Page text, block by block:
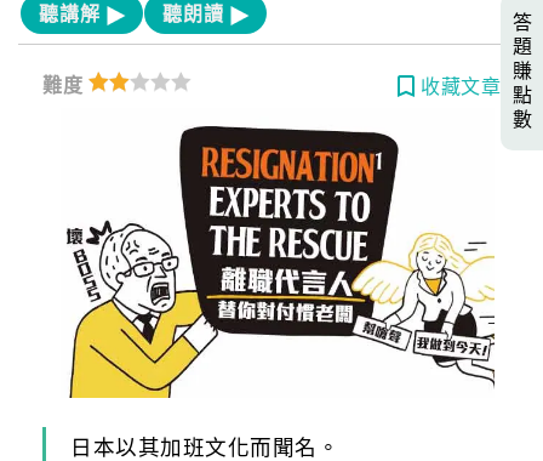
聽講解 聽朗讀
難度 收藏文章
日本以其加班文化而聞名。
答
題
賺
點
數